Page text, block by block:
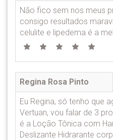
Não fico sem nos meus
consigo resultados
celulite e lipedema é a
Regina Rosa Pinto
Eu Regina, só tenho que
Vertuan, vou falar de 3
é a Loção Tônica com
Deslizante Hidrarante